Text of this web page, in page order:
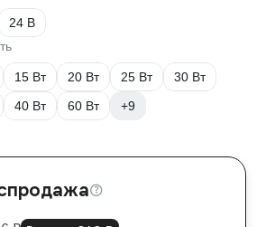
24 В
15 Вт 20 Вт 25 Вт
30 Вт
40 Вт 60 Вт +9